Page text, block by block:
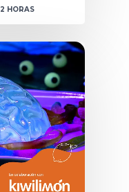
2 HORAS